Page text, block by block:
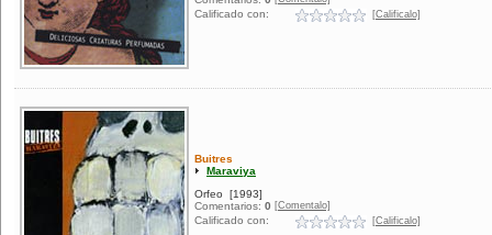
Calificado con: [Calificalo]
Buitres
Maraviya
Orfeo
[1993]
Comentarios: 0 [Comentalo]
Calificado con: [Calificalo]